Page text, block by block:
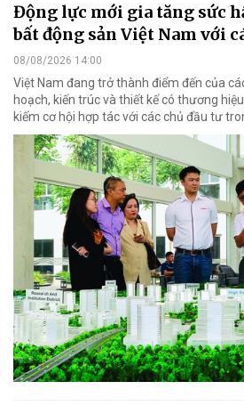
Động lực mới gia tăng sức
bất động sản Việt Nam với
08/08/2026 14:00
Việt Nam đang trở thành điểm đến của
hoạch, kiến trúc và thiết kế có thương
kiếm cơ hội hợp tác với các chủ đầu tư